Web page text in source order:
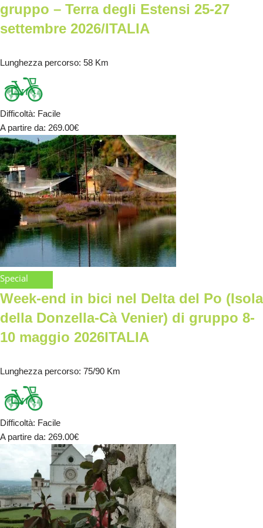
gruppo – Terra degli Estensi 25-27
settembre 2026/ITALIA
Lunghezza percorso: 58 Km
Difficoltà: Facile
A partire da: 269.00€
Special
Week-end in bici nel Delta del Po (Isola
della Donzella-Cà Venier) di gruppo 8-
10 maggio 2026ITALIA
Lunghezza percorso: 75/90 Km
Difficoltà: Facile
A partire da: 269.00€